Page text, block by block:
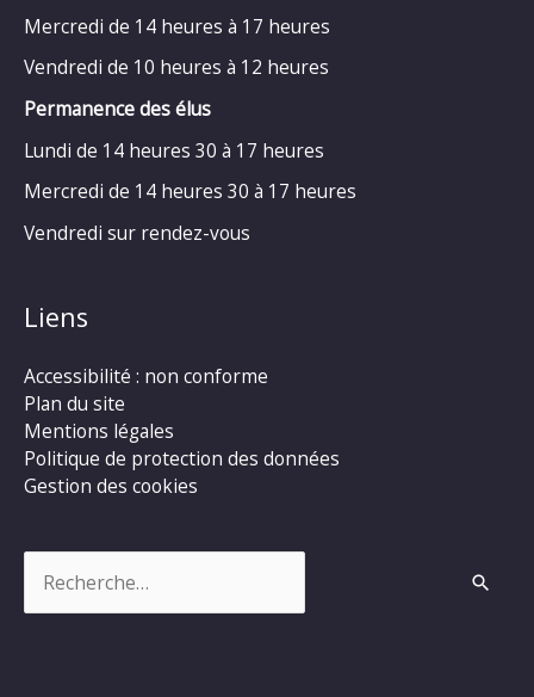
Mercredi de 14 heures à 17 heures
Vendredi de 10 heures à 12 heures
Permanence des élus
Lundi de 14 heures 30 à 17 heures
Mercredi de 14 heures 30 à 17 heures
Vendredi sur rendez-vous
Liens
Accessibilité : non conforme
Plan du site
Mentions légales
Politique de protection des données
Gestion des cookies